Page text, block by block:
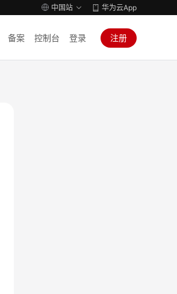
中国站 华为云App
备案 控制台 登录 注册